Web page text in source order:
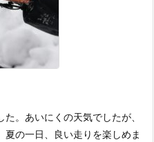
。あいにくの天気でしたが、
の一日、良い走りを楽しめま